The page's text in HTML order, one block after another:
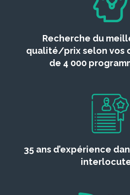
Recherche du
qualité/prix selon vos
de 4 000
35 ans d’expérience